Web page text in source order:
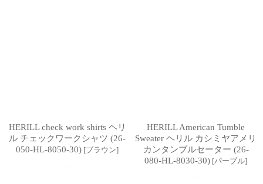
HERILL check work shirts ヘリ
ル チェックワークシャツ (26-
050-HL-8050-30) [ブラウン]
HERILL American Tumble
Sweater ヘリル カシミヤアメリ
カンタンブルセーター (26-
080-HL-8030-30) [パープル]